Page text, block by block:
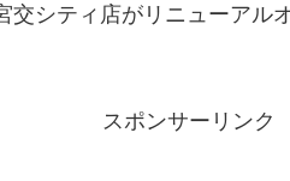
交シティ店がリニューアル
スポンサーリンク